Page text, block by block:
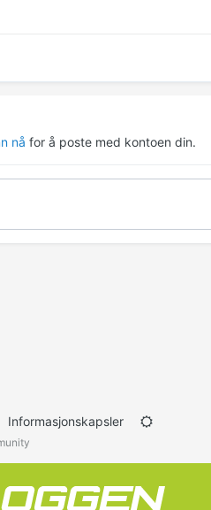
nå for å poste med kontoen din.
Informasjonskapsler